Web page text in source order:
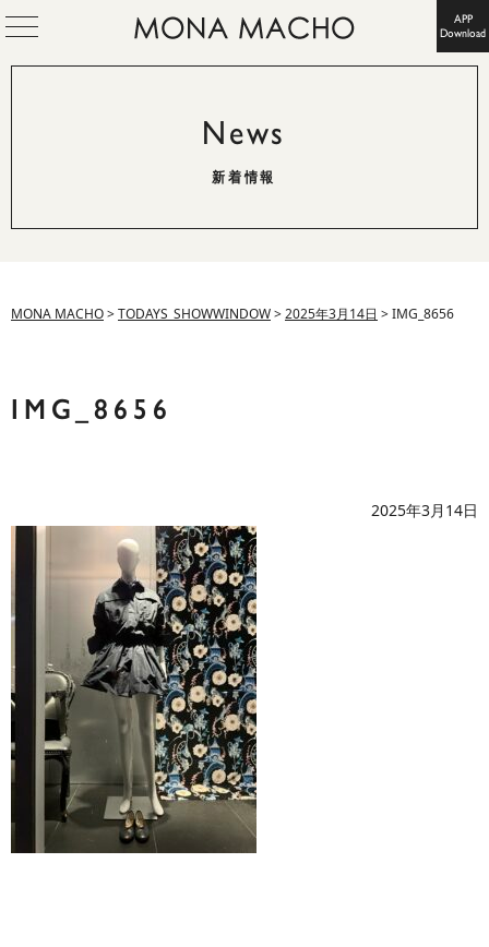
APP
Download
News
新着情報
MONA MACHO>TODAYS_SHOWWINDOW>2025年3月14日 >IMG_8656
IMG_8656
2025年3月14日